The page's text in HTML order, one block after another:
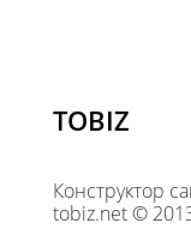
TOBIZ
Конструктор
tobiz.net ©